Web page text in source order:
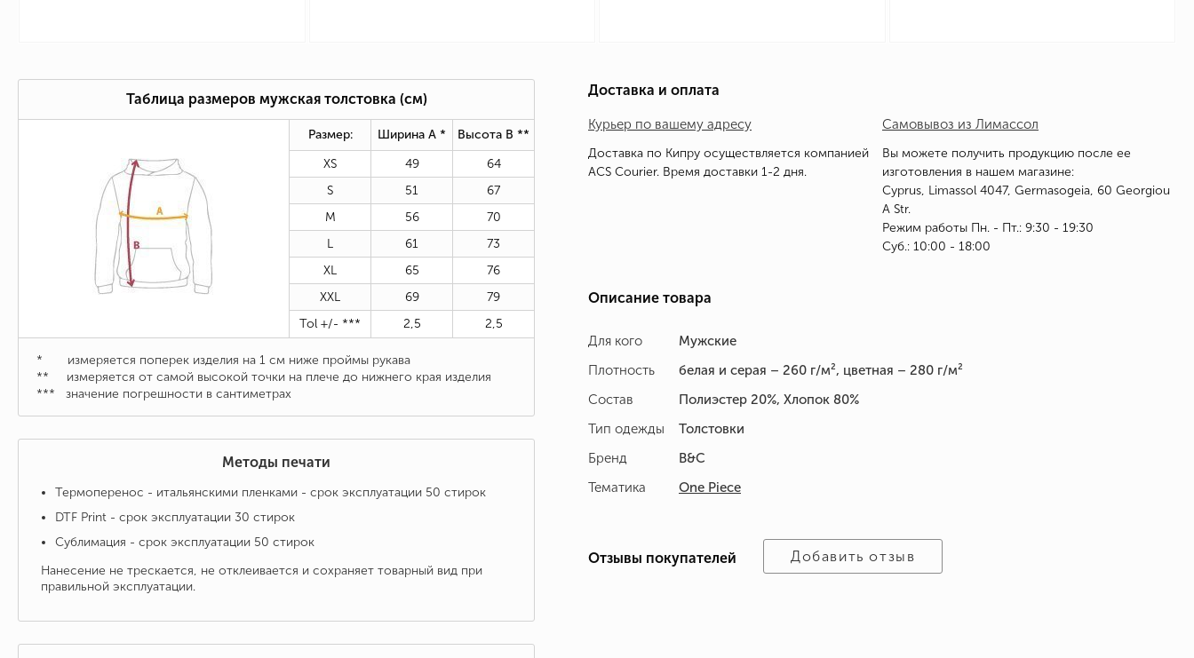
Таблица размеров мужская толстовка (см)
Размер: Ширина А * Высота В **
XS
49
64
S
51
67
M
56
70
L
61
73
XL
65
76
XXL
69
79
Tol +/- ***
2,5 2,5
* измеряется поперек изделия на 1 см ниже проймы рукава
** измеряется от самой высокой точки на плече до нижнего края изделия
*** значение погрешности в сантиметрах
Методы печати
Термоперенос - итальянскими пленками - срок эксплуатации 50 стирок
DTF Print - срок эксплуатации 30 стирок
Сублимация - срок эксплуатации 50 стирок
Нанесение не трескается, не отклеивается и сохраняет товарный вид при
правильной эксплуатации.
Доставка и оплата
Курьер по вашему адресу
Доставка по Кипру осуществляется компанией
ACS Courier. Время доставки 1-2 дня.
Самовывоз из Лимассол
Вы можете получить продукцию после ее
изготовления в нашем магазине:
Cyprus, Limassol 4047, Germasogeia, 60 Georgiou
A Str.
Режим работы Пн. - Пт.: 9:30 - 19:30
Суб.: 10:00 - 18:00
Описание товара
Для кого
Мужские
Плотность
белая и серая – 260 г/м², цветная – 280 г/м²
Состав
Полиэстер 20%, Хлопок 80%
Тип одежды
Толстовки
Бренд
B&C
Тематика
One Piece
Отзывы покупателей Добавить отзыв